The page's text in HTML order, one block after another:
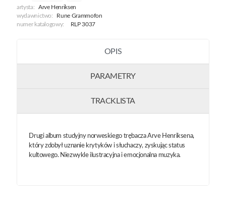
artysta:
Arve Henriksen
wydawnictwo:
Rune Grammofon
numer katalogowy:
RLP 3037
OPIS
PARAMETRY
TRACKLISTA
Drugi album studyjny norweskiego trębacza Arve Henriksena,
który zdobył uznanie krytyków i słuchaczy, zyskując status
kultowego. Niezwykle ilustracyjna i emocjonalna muzyka.